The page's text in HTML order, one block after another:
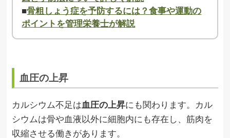
■骨粗しょう症を予防するには？食事や運動の
ポイントを管理栄養士が解説
血圧の上昇
カルシウム不足は血圧の上昇にも関わります。カル
シウムは骨や血液以外に細胞内にも存在し、筋肉を
収縮させる働きがあります。